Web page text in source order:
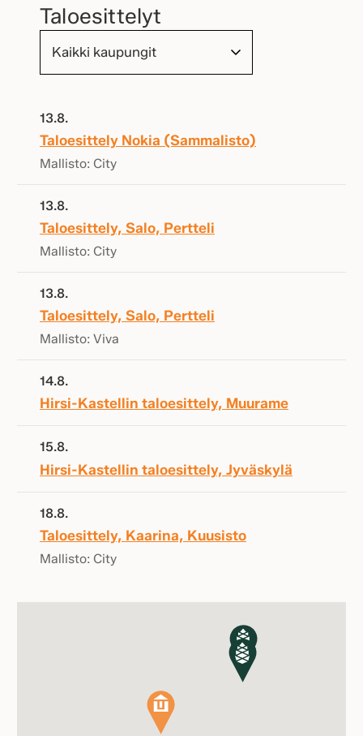
Taloesittelyt
13.8.
Taloesittely Nokia (Sammalisto)
Mallisto: City
13.8.
Taloesittely, Salo, Pertteli
Mallisto: City
13.8.
Taloesittely, Salo, Pertteli
Mallisto: Viva
14.8.
Hirsi-Kastellin taloesittely, Muurame
15.8.
Hirsi-Kastellin taloesittely, Jyväskylä
18.8.
Taloesittely, Kaarina, Kuusisto
Mallisto: City